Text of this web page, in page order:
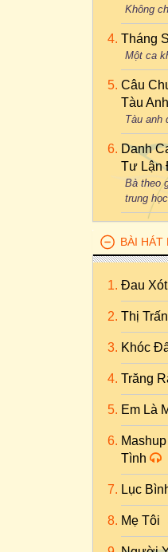
Không
Tháng
Một ca
Câu
Tàu
Tàu anh
Danh
Tư Lận
Bà theo
trung
BÀI HÁT
Đau
Thị
Khóc
Trăng
Em Là
Tình
Lục
Mẹ Tôi